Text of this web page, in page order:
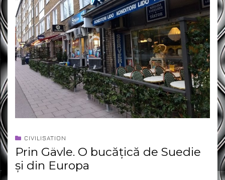
CIVILISATION
Prin Gävle. O bucățică de Suedie
și din Europa